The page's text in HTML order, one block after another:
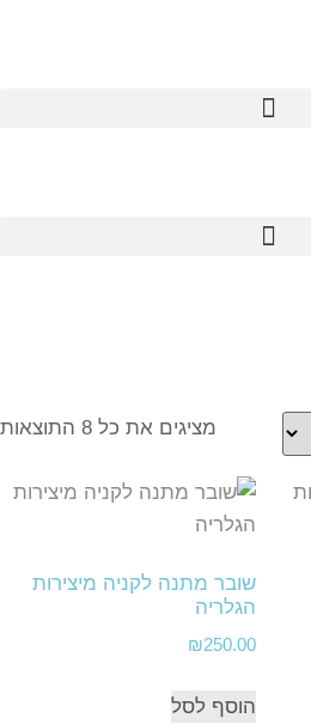
מציגים את כל ⁦8⁩ התוצאות
שובר מתנה לקניה מיצירות
הגלריה
₪250.00
הוסף לסל